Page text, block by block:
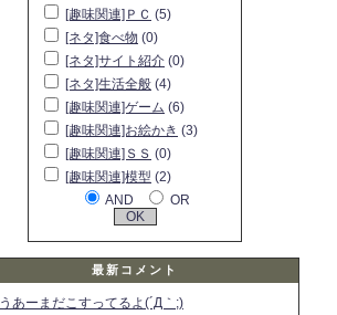
[趣味関連]ＰＣ (5)
[ネタ]食べ物 (0)
[ネタ]サイト紹介 (0)
[ネタ]生活全般 (4)
[趣味関連]ゲーム (6)
[趣味関連]お絵かき (3)
[趣味関連]ＳＳ (0)
[趣味関連]模型 (2)
AND
OR
最新コメント
うあーまだこすってるよ(´Д｀;)